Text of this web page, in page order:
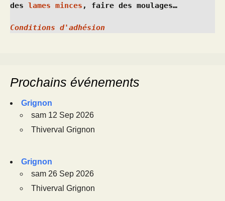
des lames minces , faire des moulages…
Conditions d'adhésion
Prochains événements
Grignon
sam 12 Sep 2026
Thiverval Grignon
Grignon
sam 26 Sep 2026
Thiverval Grignon